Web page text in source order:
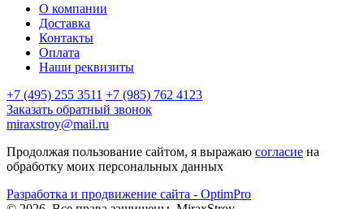
О компании
Доставка
Контакты
Оплата
Наши реквизиты
+7 (495) 255 3511 +7 (985) 762 4123
Заказать обратный звонок
miraxstroy@mail.ru
Продолжая пользование сайтом, я выражаю согласие на
обработку моих персональных данных
Разработка и продвижение сайта - OptimPro